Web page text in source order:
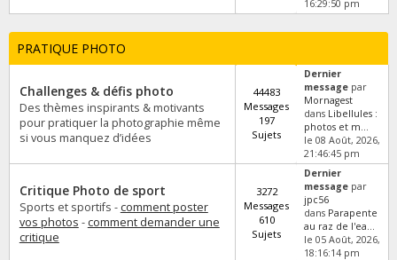
16:29:50 pm
PRATIQUE PHOTO
Challenges & défis photo
Des thèmes inspirants & motivants
pour pratiquer la photographie même
si vous manquez d’idées
44483
Messages
197
Sujets
Dernier
message par
Mornagest
dans Libellules :
photos et m...
le 08 Août, 2026,
21:46:45 pm
Critique Photo de sport
Sports et sportifs - comment poster
vos photos - comment demander une
critique
3272
Messages
610
Sujets
Dernier
message par
jpc56
dans Parapente
au raz de l'ea...
le 05 Août, 2026,
18:16:14 pm